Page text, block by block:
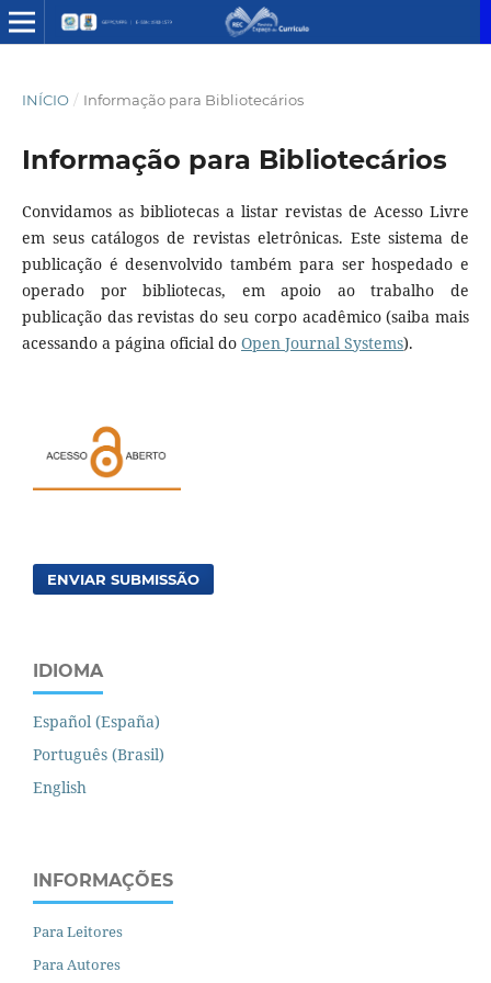
INÍCIO / Informação para Bibliotecários
Informação para Bibliotecários
Convidamos as bibliotecas a listar revistas de Acesso Livre
em seus catálogos de revistas eletrônicas. Este sistema de
publicação é desenvolvido também para ser hospedado e
operado por bibliotecas, em apoio ao trabalho de
publicação das revistas do seu corpo acadêmico (saiba mais
acessando a página oficial do Open Journal Systems).
ENVIAR SUBMISSÃO
IDIOMA
Español (España)
Português (Brasil)
English
INFORMAÇÕES
Para Leitores
Para Autores